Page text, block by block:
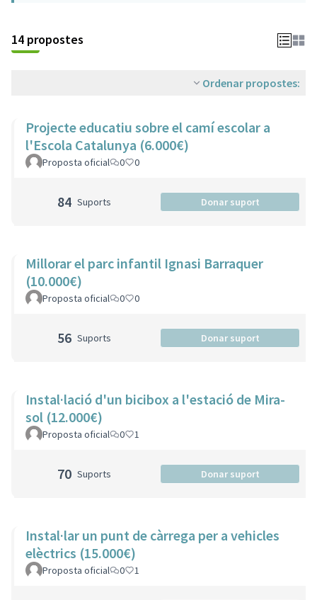
14 propostes
Ordenar propostes:
Projecte educatiu sobre el camí escolar a
l'Escola Catalunya (6.000€)
Proposta oficial 0 0
84 Suports Donar suport
Millorar el parc infantil Ignasi Barraquer
(10.000€)
Proposta oficial 0 0
56 Suports Donar suport
Instal·lació d'un bicibox a l'estació de Mira-
sol (12.000€)
Proposta oficial 0 1
70 Suports Donar suport
Instal·lar un punt de càrrega per a vehicles
elèctrics (15.000€)
Proposta oficial 0 1